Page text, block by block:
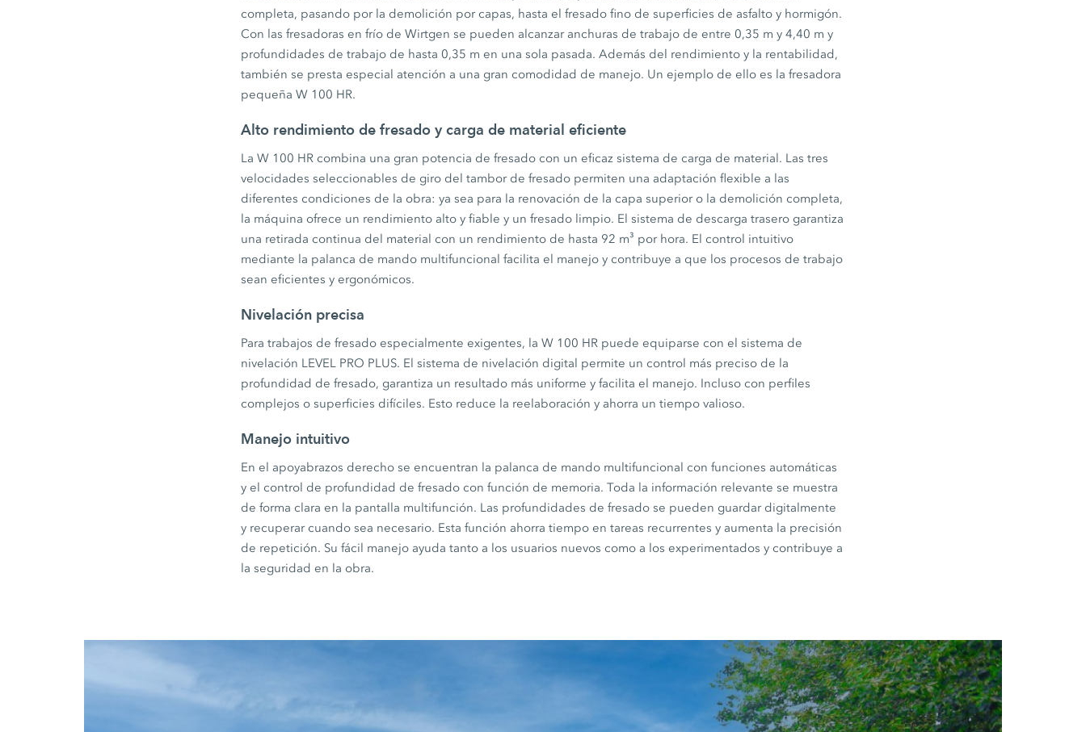
completa, pasando por la demolición por capas, hasta el fresado fino de superficies de asfalto y hormigón.
Con las fresadoras en frío de Wirtgen se pueden alcanzar anchuras de trabajo de entre 0,35 m y 4,40 m y
profundidades de trabajo de hasta 0,35 m en una sola pasada. Además del rendimiento y la rentabilidad,
también se presta especial atención a una gran comodidad de manejo. Un ejemplo de ello es la fresadora
pequeña W 100 HR.
Alto rendimiento de fresado y carga de material eficiente
La W 100 HR combina una gran potencia de fresado con un eficaz sistema de carga de material. Las tres
velocidades seleccionables de giro del tambor de fresado permiten una adaptación flexible a las
diferentes condiciones de la obra: ya sea para la renovación de la capa superior o la demolición completa,
la máquina ofrece un rendimiento alto y fiable y un fresado limpio. El sistema de descarga trasero garantiza
una retirada continua del material con un rendimiento de hasta 92 m³ por hora. El control intuitivo
mediante la palanca de mando multifuncional facilita el manejo y contribuye a que los procesos de trabajo
sean eficientes y ergonómicos.
Nivelación precisa
Para trabajos de fresado especialmente exigentes, la W 100 HR puede equiparse con el sistema de
nivelación LEVEL PRO PLUS. El sistema de nivelación digital permite un control más preciso de la
profundidad de fresado, garantiza un resultado más uniforme y facilita el manejo. Incluso con perfiles
complejos o superficies difíciles. Esto reduce la reelaboración y ahorra un tiempo valioso.
Manejo intuitivo
En el apoyabrazos derecho se encuentran la palanca de mando multifuncional con funciones automáticas
y el control de profundidad de fresado con función de memoria. Toda la información relevante se muestra
de forma clara en la pantalla multifunción. Las profundidades de fresado se pueden guardar digitalmente
y recuperar cuando sea necesario. Esta función ahorra tiempo en tareas recurrentes y aumenta la precisión
de repetición. Su fácil manejo ayuda tanto a los usuarios nuevos como a los experimentados y contribuye a
la seguridad en la obra.